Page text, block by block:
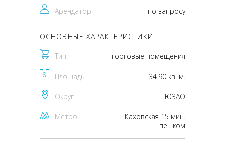
Арендатор по запросу
ОСНОВНЫЕ ХАРАКТЕРИСТИКИ
Тип торговые помещения
Площадь 34.90 кв. м.
Округ ЮЗАО
Метро
Каховская 15 мин.
пешком